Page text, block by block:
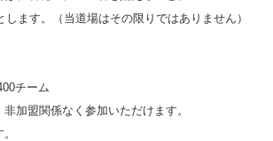
ます。（当道場はその限りではありません）
チーム
加盟関係なく参加いただけます。